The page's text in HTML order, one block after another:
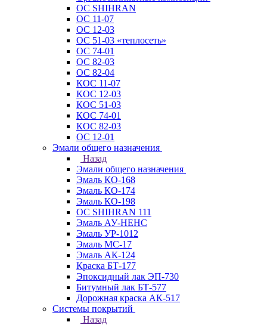
ОС SHIHRAN
ОС 11-07
ОС 12-03
ОС 51-03 «теплосеть»
ОС 74-01
ОС 82-03
ОС 82-04
КОС 11-07
КОС 12-03
КОС 51-03
КОС 74-01
КОС 82-03
ОС 12-01
Эмали общего назначения
Назад
Эмали общего назначения
Эмаль КО-168
Эмаль КО-174
Эмаль КО-198
ОС SHIHRAN 111
Эмаль АУ-НЕНС
Эмаль УР-1012
Эмаль МС-17
Эмаль АК-124
Краска БТ-177
Эпоксидный лак ЭП-730
Битумный лак БТ-577
Дорожная краска АК-517
Системы покрытий
Назад